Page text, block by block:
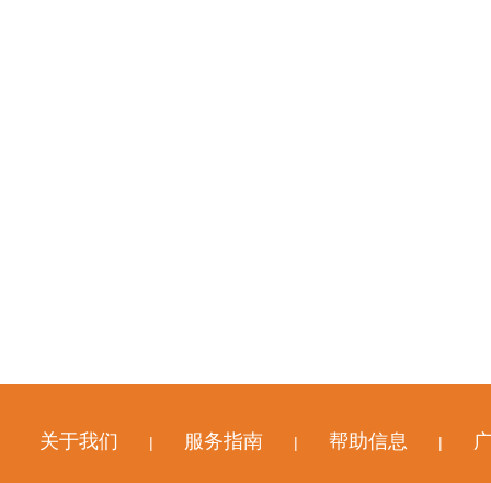
关于我们 | 服务指南 | 帮助信息 |